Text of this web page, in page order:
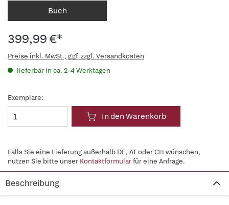
Buch
399,99 €*
Preise inkl. MwSt., ggf. zzgl. Versandkosten
lieferbar in ca. 2-4 Werktagen
Exemplare:
In den Warenkorb
Falls Sie eine Lieferung außerhalb DE, AT oder CH wünschen,
nutzen Sie bitte unser Kontaktformularfür eine Anfrage.
Beschreibung